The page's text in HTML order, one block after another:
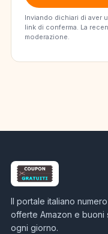
Inviando dichiari di aver
link di conferma. La
moderazione.
Il portale italiano
offerte Amazon e buoni
ogni giorno.